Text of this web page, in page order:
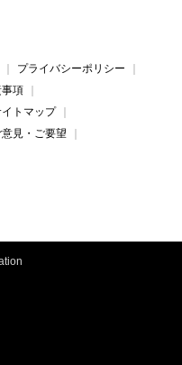
プライバシーポリシー
項
トマップ
意見・ご要望